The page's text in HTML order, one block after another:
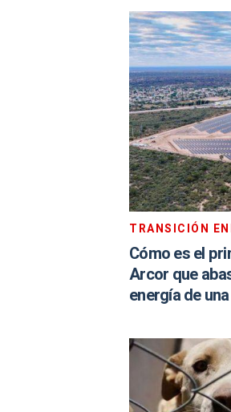
TRANSICIÓN
Cómo es el
Arcor que
energía de